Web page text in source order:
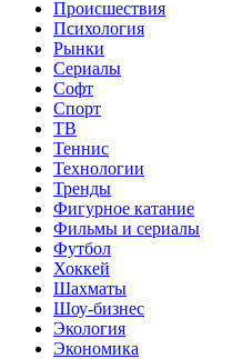
Происшествия
Психология
Рынки
Сериалы
Софт
Спорт
ТВ
Теннис
Технологии
Тренды
Фигурное катание
Фильмы и сериалы
Футбол
Хоккей
Шахматы
Шоу-бизнес
Экология
Экономика